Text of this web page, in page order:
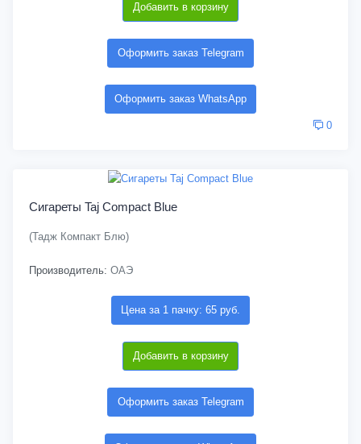
Добавить в корзину
Оформить заказ Telegram
Оформить заказ WhatsApp
0
Сигареты Taj Compact Blue
(Тадж Компакт Блю)
Производитель: ОАЭ
Цена за 1 пачку: 65 руб.
Добавить в корзину
Оформить заказ Telegram